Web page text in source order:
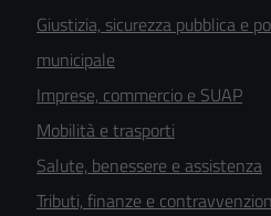
Giustizia, sicurezza pubblica e
municipale
Imprese, commercio e SUAP
Mobilità e trasporti
Salute, benessere e assistenza
Tributi, finanze e